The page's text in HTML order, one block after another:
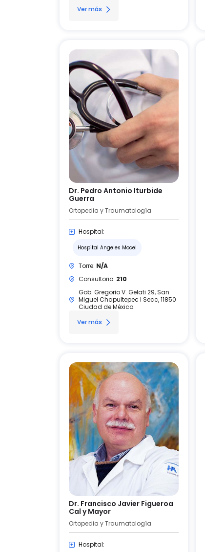
Ver más
Dr. Pedro Antonio Iturbide
Guerra
Ortopedia y Traumatología
Hospital:
Hospital Angeles Mocel
Torre: N/A
Consultorio: 210
Gob. Gregorio V. Gelati 29, San
Miguel Chapultepec I Secc, 11850
Ciudad de México.
Ver más
Dr. Francisco Javier Figueroa
Cal y Mayor
Ortopedia y Traumatología
Hospital: